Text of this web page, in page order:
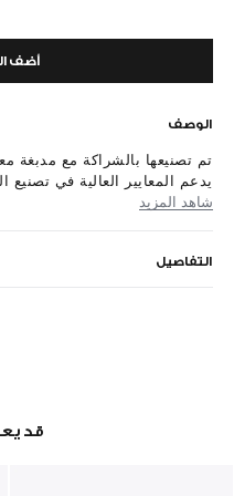
أضف
الوصف
تم تصنيعها بالشراكة مع مدبغة
يدعم المعايير العالية في تصنيع
شاهد المزيد
التفاصيل
قد